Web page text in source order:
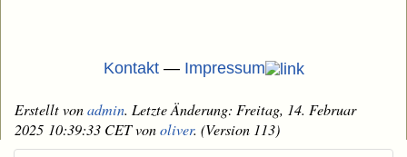
Kontakt— Impressum
Erstellt vonadmin. Letzte Änderung: Freitag, 14. Februar
2025 10:39:33 CET vonoliver. (Version 113)